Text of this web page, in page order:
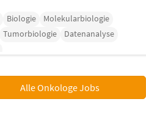
Biologie
Molekularbiologie
Tumorbiologie
Datenanalyse
Alle Onkologe Jobs